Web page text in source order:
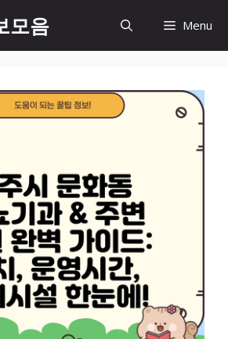
모음 Menu